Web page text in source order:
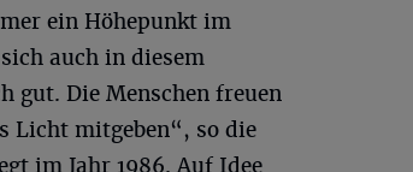
ein Höhepunkt im
auch in diesem
gut. Die Menschen freuen
Licht mitgeben“, so die
im Jahr 1986. Auf Idee